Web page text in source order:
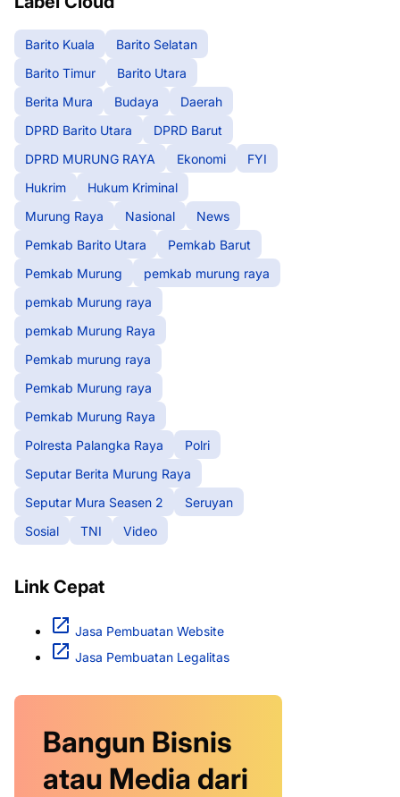
Barito Kuala
Barito Selatan
Barito Timur
Barito Utara
Berita Mura
Budaya
Daerah
DPRD Barito Utara
DPRD Barut
DPRD MURUNG RAYA
Ekonomi
FYI
Hukrim
Hukum Kriminal
Murung Raya
Nasional
News
Pemkab Barito Utara
Pemkab Barut
Pemkab Murung
pemkab murung raya
pemkab Murung raya
pemkab Murung Raya
Pemkab murung raya
Pemkab Murung raya
Pemkab Murung Raya
Polresta Palangka Raya
Polri
Seputar Berita Murung Raya
Seputar Mura Seasen 2
Seruyan
Sosial
TNI Video
Link Cepat
Jasa Pembuatan Website
Jasa Pembuatan Legalitas
Bangun Bisnis
atau Media dari